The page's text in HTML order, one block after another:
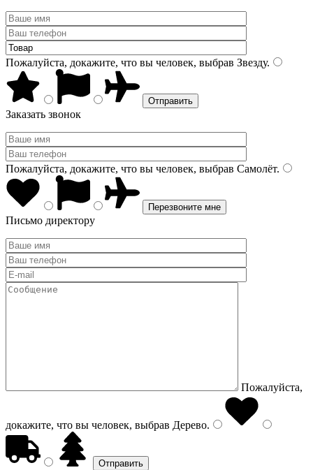
Пожалуйста, докажите, что вы человек, выбрав Звезду.
Заказать звонок
Пожалуйста, докажите, что вы человек, выбрав Самолёт.
Письмо директору
Пожалуйста,
докажите, что вы человек, выбрав Дерево.